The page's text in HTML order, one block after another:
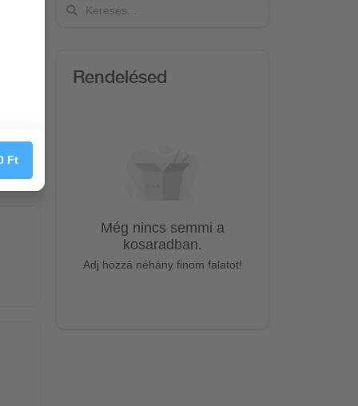
Rendelésed
Még nincs semmi a
kosaradban.
Adj hozzá néhány finom falatot!
Ft